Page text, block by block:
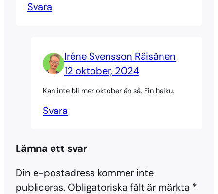
Svara
Iréne Svensson Räisänen
12 oktober, 2024
Kan inte bli mer oktober än så. Fin haiku.
Svara
Lämna ett svar
Din e-postadress kommer inte
publiceras. Obligatoriska fält är märkta *